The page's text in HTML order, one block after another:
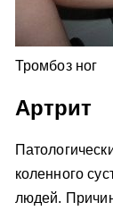
Тромбоз ног
Артрит
коленного
людей.